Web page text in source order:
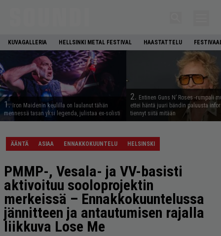
KUVAGALLERIA HELLSINKI METAL FESTIVAL HAASTATTELU
1. Iron Maidenin keulilla on laulanut tähän
mennessä tasan yksi legenda, julistaa ex-solisti
2. Entinen Guns N’ Roses -rumpali
ettei häntä juuri bändin paluusta
tiennyt siitä mitään
ÄÄNTÄ ASIAA ENNAKKOKUUNTELU HELSINSKI
PMMP-, Vesala- ja VV-basisti
aktivoituu sooloprojektin
merkeissä – Ennakkokuuntelussa
jännitteen ja antautumisen rajalla
liikkuva Lose Me